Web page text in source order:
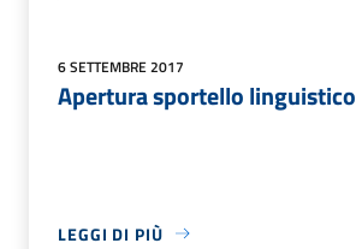
6 SETTEMBRE 2017
Apertura sportello linguistico
LEGGI DI PIÙ